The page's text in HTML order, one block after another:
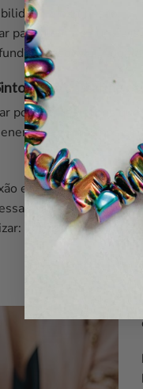
e expressão.
para além do que é
Crisocola,
que o cristal me
porquê… só sabes que
e confias nos
energética.
escolha no dia a dia
Turmalina Negra,